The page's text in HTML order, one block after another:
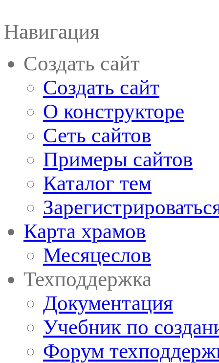
Навигация
Создать сайт
Создать сайт
О конструкторе
Сеть сайтов
Примеры сайтов
Каталог тем
Карта храмов
Месяцеслов
Техподдержка
Документация
Учебник по
Форум